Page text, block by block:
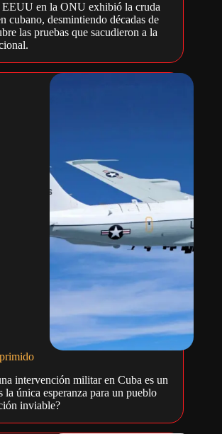
en la ONU exhibió la cruda
cubano, desmintiendo décadas de
las pruebas que sacudieron a la
intervención militar en Cuba es un
la única esperanza para un pueblo
inviable?